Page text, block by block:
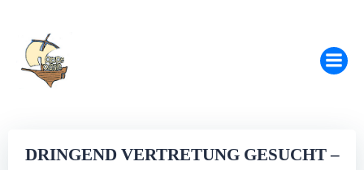
DRINGEND VERTRETUNG GESUCHT –